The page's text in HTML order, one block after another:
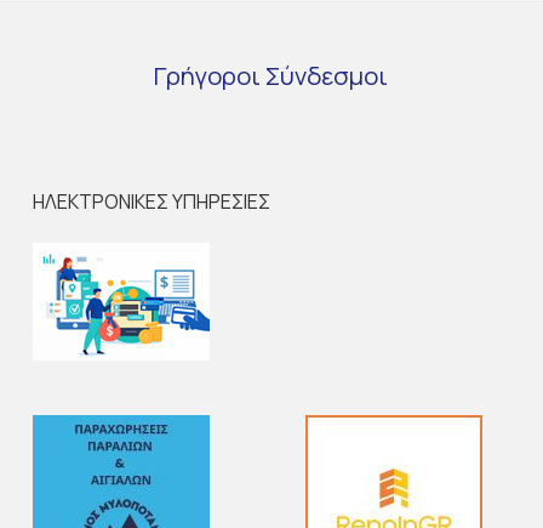
Γρήγοροι Σύνδεσμοι
ΗΛΕΚΤΡΟΝΙΚΕΣ ΥΠΗΡΕΣΙΕΣ